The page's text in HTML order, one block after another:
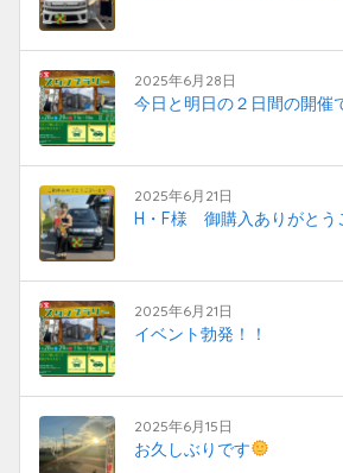
2025年6月28日
今日と明日の２日間の開催
2025年6月21日
H・F様 御購入ありがとう
2025年6月21日
イベント勃発！！
2025年6月15日
お久しぶりです